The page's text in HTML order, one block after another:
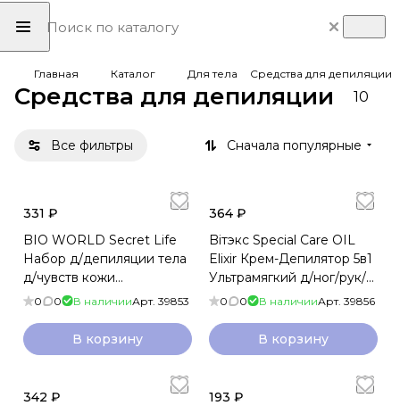
Главная Каталог Для тела Средства для депиляции
Средства для депиляции 10
Все фильтры Сначала популярные
331 ₽
BIO WORLD Secret Life
Набор д/депиляции тела
д/чувств кожи
12полосок+1саше
0 0 В наличииАрт. 39853
В корзину
364 ₽
Biтэкс Special Care OIL
Elixir Крем-Депилятор 5в1
Ультрамягкий д/ног/рук/
бикини 120мл
0 0 В наличииАрт. 39856
В корзину
342 ₽
193 ₽